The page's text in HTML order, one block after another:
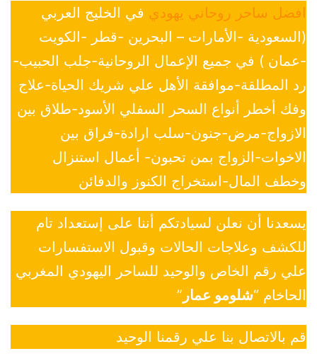
افضل ساحر روحاني يهودي في الخليج العربي
(السعودية -الأمارات – البحرين -قطر -الكويت
-عمان ) في جميع الإعمال الروحانية-جلب الحبيب-
رد المطلقة-موافقة الأهل علي شريك الحياة-علاج
وفك أخطر أنواع السحر السفلي الأسود-طلاق بين
الازواج-مرض-جنون-سلب ارادة-فراق بين
الاخوات-الزواج بمن تحبون- أعمال استنزال
وخطف المال-استخراج الكنوز والدفائن
يسعدنا أن نعلن لسيادتكم أننا على إستعداد تام
للكشف وعلاجات الحالات وقبول الاستفسارات
علي رقم الخاص والوحيد للساحر اليهودي المغربي
الحاخام “شلومو عمار ”
قم بالاتصال بنا علي رقمنا الوحيد